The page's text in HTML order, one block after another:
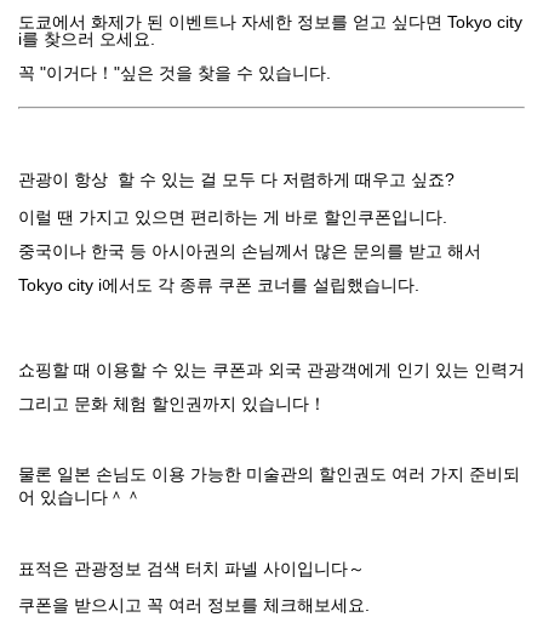
도쿄에서 화제가 된 이벤트나 자세한 정보를 얻고 싶다면 Tokyo city
i를 찾으러 오세요.
꼭 "이거다！"싶은 것을 찾을 수 있습니다.
관광이 항상 할 수 있는 걸 모두 다 저렴하게 때우고 싶죠?
이럴 땐 가지고 있으면 편리하는 게 바로 할인쿠폰입니다.
중국이나 한국 등 아시아권의 손님께서 많은 문의를 받고 해서
Tokyo city i에서도 각 종류 쿠폰 코너를 설립했습니다.
쇼핑할 때 이용할 수 있는 쿠폰과 외국 관광객에게 인기 있는 인력거
그리고 문화 체험 할인권까지 있습니다！
물론 일본 손님도 이용 가능한 미술관의 할인권도 여러 가지 준비되
어 있습니다＾＾
표적은 관광정보 검색 터치 파넬 사이입니다～
쿠폰을 받으시고 꼭 여러 정보를 체크해보세요